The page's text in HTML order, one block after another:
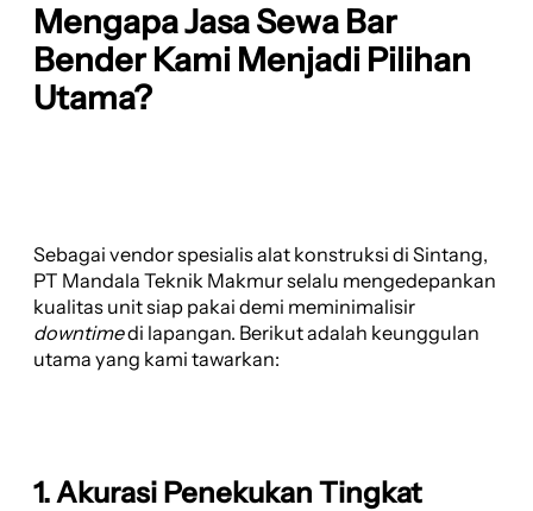
Mengapa Jasa Sewa Bar
Bender Kami Menjadi Pilihan
Utama?
Sebagai vendor spesialis alat konstruksi di Sintang,
PT Mandala Teknik Makmur selalu mengedepankan
kualitas unit siap pakai demi meminimalisir
downtimedi lapangan. Berikut adalah keunggulan
utama yang kami tawarkan:
1. Akurasi Penekukan Tingkat